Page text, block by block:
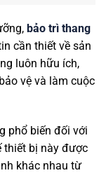
bảo trì thang
cần thiết về sản
luôn hữu ích,
vệ và làm cuộc
phổ biến đối với
thiết bị này được
khác nhau từ